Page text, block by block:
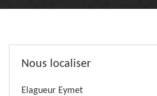
Nous localiser
Elagueur Eymet